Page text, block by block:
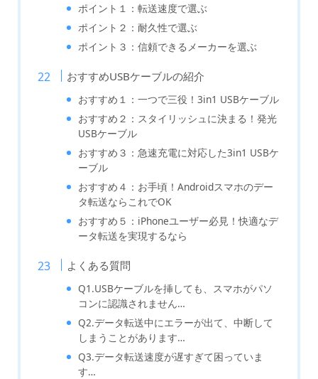
ポイント１：転送速度で選ぶ
ポイント２：耐久性で選ぶ
ポイント３：信頼できるメーカーを選ぶ
おすすめUSBケーブルの紹介
おすすめ１：一つで三役！3in1 USBケーブル
おすすめ２：スタイリッシュに決まる！発光
USBケーブル
おすすめ３：急速充電に対応した3in1 USBケ
ーブル
おすすめ４：お手頃！Androidスマホのデー
タ転送ならこれでOK
おすすめ５：iPhoneユーザー必見！快適なデ
ータ転送を実現するなら
よくある質問
Q1.USBケーブルを挿しても、スマホがパソ
コンに認識されません…
Q2.データ転送中にエラーが出て、中断して
しまうことがあります…
Q3.データ転送速度が遅すぎて困っていま
す…